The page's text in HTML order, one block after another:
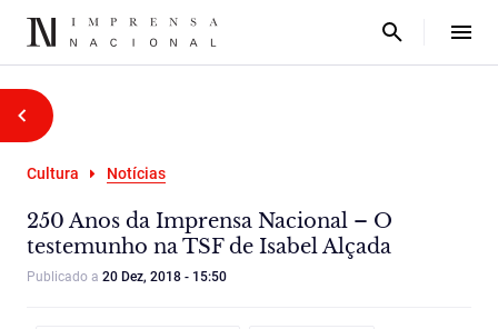
Cultura Notícias
250 Anos da Imprensa Nacional – O
testemunho na TSF de Isabel Alçada
Publicado a 20 Dez, 2018 - 15:50